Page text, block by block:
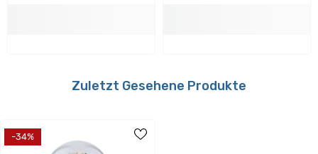
Energieverbrauch
Zuletzt Gesehene Produkte
-34%